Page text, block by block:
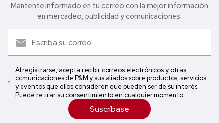
Mantente informado en tu correo con la mejor in formación
en mercadeo, publicidad y comunicaciones.
Al registrarse, acepta recibir correos electrónicos y otras
comunicaciones de P&M y sus aliados sobre productos, servicios
y eventos que ellos consideren que pueden ser de su interés.
Puede retirar su consentimiento en cualquier momento
Suscríbase